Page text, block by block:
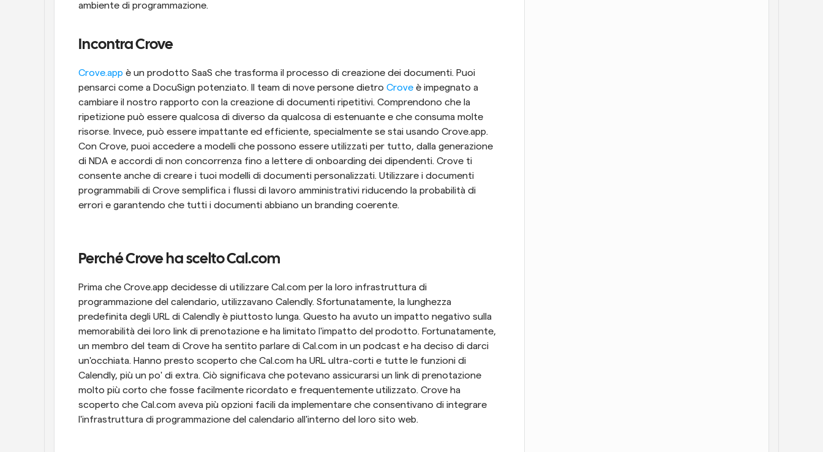
ambiente di programmazione.
Incontra Crove
Crove.app è un prodotto SaaS che trasforma il processo di creazione dei documenti. Puoi
pensarci come a DocuSign potenziato. Il team di nove persone dietro Crove è impegnato a
cambiare il nostro rapporto con la creazione di documenti ripetitivi. Comprendono che la
ripetizione può essere qualcosa di diverso da qualcosa di estenuante e che consuma molte
risorse. Invece, può essere impattante ed efficiente, specialmente se stai usando Crove.app.
Con Crove, puoi accedere a modelli che possono essere utilizzati per tutto, dalla generazione
di NDA e accordi di non concorrenza fino a lettere di onboarding dei dipendenti. Crove ti
consente anche di creare i tuoi modelli di documenti personalizzati. Utilizzare i documenti
programmabili di Crove semplifica i flussi di lavoro amministrativi riducendo la probabilità di
errori e garantendo che tutti i documenti abbiano un branding coerente.
Perché Crove ha scelto Cal.com
Prima che Crove.app decidesse di utilizzare Cal.com per la loro infrastruttura di
programmazione del calendario, utilizzavano Calendly. Sfortunatamente, la lunghezza
predefinita degli URL di Calendly è piuttosto lunga. Questo ha avuto un impatto negativo sulla
memorabilità dei loro link di prenotazione e ha limitato l'impatto del prodotto. Fortunatamente,
un membro del team di Crove ha sentito parlare di Cal.com in un podcast e ha deciso di darci
un'occhiata. Hanno presto scoperto che Cal.com ha URL ultra-corti e tutte le funzioni di
Calendly, più un po' di extra. Ciò significava che potevano assicurarsi un link di prenotazione
molto più corto che fosse facilmente ricordato e frequentemente utilizzato. Crove ha
scoperto che Cal.com aveva più opzioni facili da implementare che consentivano di integrare
l'infrastruttura di programmazione del calendario all'interno del loro sito web.